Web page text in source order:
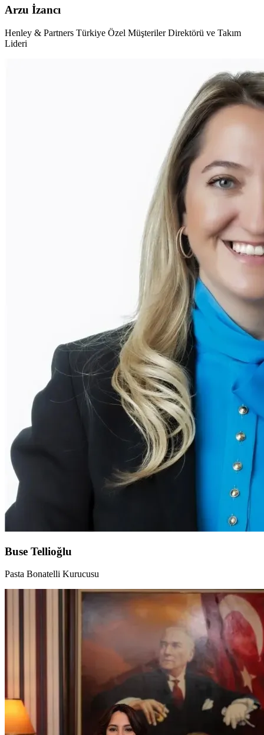
Arzu İzancı
Henley & Partners Türkiye Özel Müşteriler Direktörü ve Takım
Lideri
Buse Tellioğlu
Pasta Bonatelli Kurucusu